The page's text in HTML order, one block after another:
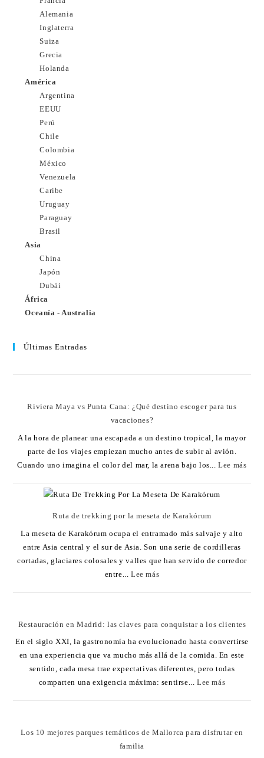
Alemania
Inglaterra
Suiza
Grecia
Holanda
América
Argentina
EEUU
Perú
Chile
Colombia
México
Venezuela
Caribe
Uruguay
Paraguay
Brasil
Asia
China
Japón
Dubái
África
Oceanía - Australia
Últimas Entradas
Riviera Maya vs Punta Cana: ¿Qué destino escoger para tus
vacaciones?
A la hora de planear una escapada a un destino tropical, la mayor
parte de los viajes empiezan mucho antes de subir al avión.
Cuando uno imagina el color del mar, la arena bajo los...Lee más
Ruta de trekking por la meseta de Karakórum
La meseta de Karakórum ocupa el entramado más salvaje y alto
entre Asia central y el sur de Asia. Son una serie de cordilleras
cortadas, glaciares colosales y valles que han servido de corredor
entre...Lee más
Restauración en Madrid: las claves para conquistar a los clientes
En el siglo XXI, la gastronomía ha evolucionado hasta convertirse
en una experiencia que va mucho más allá de la comida. En este
sentido, cada mesa trae expectativas diferentes, pero todas
comparten una exigencia máxima: sentirse...Lee más
Los 10 mejores parques temáticos de Mallorca para disfrutar en
familia